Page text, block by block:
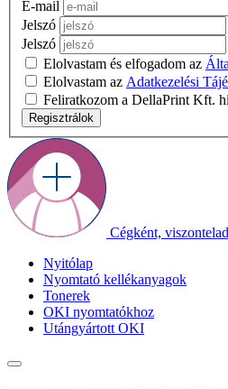
E-mail
Jelszó
Jelszó
Elolvastam és elfogadom az
Elolvastam az Adatkezelési
Feliratkozom a DellaPrint Kft.
Regisztrálok
Cégként,
Nyitólap
Nyomtató kellékanyagok
Tonerek
OKI nyomtatókhoz
Utángyártott OKI